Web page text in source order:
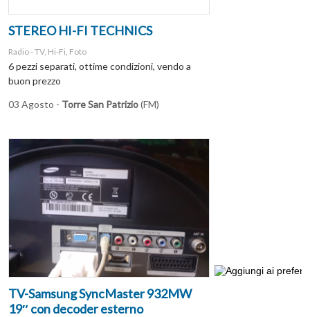
STEREO HI-FI TECHNICS
Radio - TV, Hi-Fi, Foto
6 pezzi separati, ottime condizioni, vendo a
buon prezzo
03 Agosto - Torre San Patrizio(FM)
TV-Samsung SyncMaster 932MW
19″ con decoder esterno